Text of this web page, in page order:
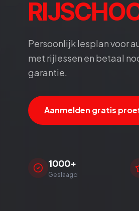
Persoonlijk lesplan voor
met rijlessen en betaal
garantie.
Aanmelden gratis
1000+
Geslaagd